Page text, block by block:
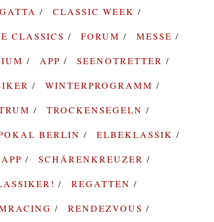
CLASSIC WEEK
CLASSICS
FORUM
MESSE
APP
SEENOTRETTER
WINTERPROGRAMM
TROCKENSEGELN
BERLIN
ELBEKLASSIK
SCHÄRENKREUZER
REGATTEN
RENDEZVOUS